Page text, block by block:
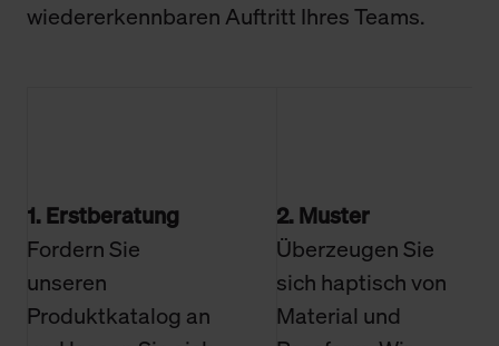
wiedererkennbaren Auftritt Ihres Teams.
1. Erstberatung
Fordern Sie
unseren
Produktkatalog an
2. Muster
Überzeugen Sie
sich haptisch von
Material und